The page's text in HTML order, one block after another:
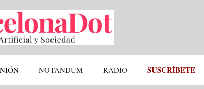
NOTANDUM RADIO SUSCRÍBETE